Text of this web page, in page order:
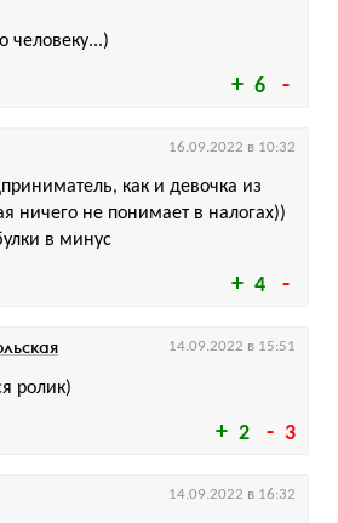
6
человеку...)
4
как и девочка из
ничего не понимает в налогах))
в минус
16.09.2022 в 10:32
2 3
ролик)
14.09.2022 в 15:51
14.09.2022 в 16:32